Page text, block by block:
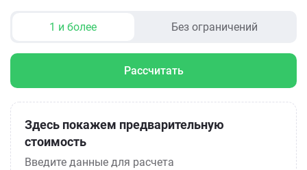
1 и более Без ограничений
Рассчитать
Здесь покажем предварительную
стоимость
Введите данные для расчета